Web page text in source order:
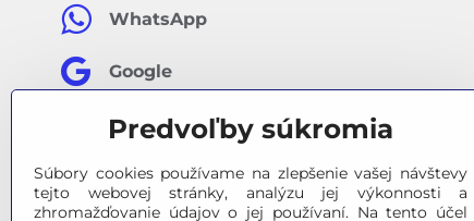
WhatsApp
Google
Facebook
Predvoľby súkromia
Súbory cookies používame na zlepšenie vašej návštevy
tejto webovej stránky, analýzu jej výkonnosti a
zhromažďovanie údajov o jej používaní. Na tento účel